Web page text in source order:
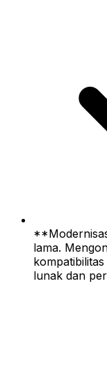
lama.
lunak dan